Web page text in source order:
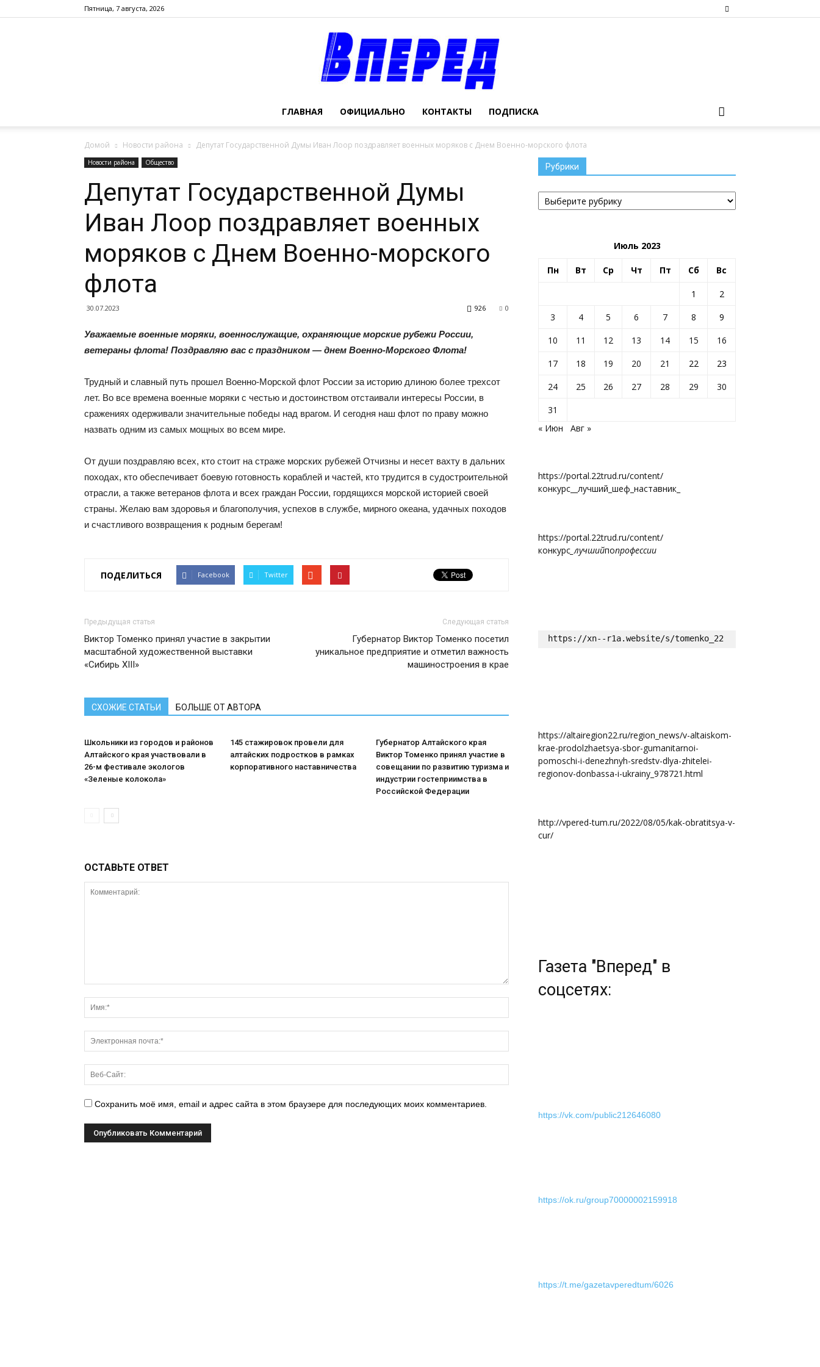
Пятница, 7 августа, 2026
ГЛАВНАЯ ОФИЦИАЛЬНО КОНТАКТЫ ПОДПИСКА
Домой Новости района Депутат Государственной Думы Иван Лоор поздравляет военных моряков с Днем Военно-морского флота
Новости района Общество
Депутат Государственной Думы
Иван Лоор поздравляет военных
моряков с Днем Военно-морского
флота
30.07.2023 0
926
Уважаемые военные моряки, военнослужащие, охраняющие морские рубежи России,
ветераны флота! Поздравляю вас с праздником — днем Военно-Морского Флота!
Трудный и славный путь прошел Военно-Морской флот России за историю длиною более трехсот
лет. Во все времена военные моряки с честью и достоинством отстаивали интересы России, в
сражениях одерживали значительные победы над врагом. И сегодня наш флот по праву можно
назвать одним из самых мощных во всем мире.
От души поздравляю всех, кто стоит на страже морских рубежей Отчизны и несет вахту в дальних
походах, кто обеспечивает боевую готовность кораблей и частей, кто трудится в судостроительной
отрасли, а также ветеранов флота и всех граждан России, гордящихся морской историей своей
страны. Желаю вам здоровья и благополучия, успехов в службе, мирного океана, удачных походов
и счастливого возвращения к родным берегам!
ПОДЕЛИТЬСЯ Facebook Twitter
Предыдущая статья
Виктор Томенко принял участие в закрытии
масштабной художественной выставки
«Сибирь XIII»
Следующая статья
Губернатор Виктор Томенко посетил
уникальное предприятие и отметил важность
машиностроения в крае
СХОЖИЕ СТАТЬИ БОЛЬШЕ ОТ АВТОРА
Школьники из городов и районов
Алтайского края участвовали в
26-м фестивале экологов
«Зеленые колокола»
145 стажировок провели для
алтайских подростков в рамках
корпоративного наставничества
Губернатор Алтайского края
Виктор Томенко принял участие в
совещании по развитию туризма и
индустрии гостеприимства в
Российской Федерации
ОСТАВЬТЕ ОТВЕТ
Сохранить моё имя, email и адрес сайта в этом браузере для последующих моих комментариев.
Рубрики
Рубрики
Июль 2023
Пн Вт Ср Чт Пт Сб Вс
1
2
3
4 5 6 7 8
9
10
11 12 13 14 15
16
17
18 19 20 21 22
23
24
25 26 27 28 29
30
31
« Июн
Авг »
https://portal.22trud.ru/content/
конкурс__лучший_шеф_наставник_
https://portal.22trud.ru/content/
конкурс _лучшийпопрофессии
https://xn--r1a.website/s/tomenko_22
https://altairegion22.ru/region_news/v-altaiskom-
krae-prodolzhaetsya-sbor-gumanitarnoi-
pomoschi-i-denezhnyh-sredstv-dlya-zhitelei-
regionov-donbassa-i-ukrainy_978721.html
http://vpered-tum.ru/2022/08/05/kak-obratitsya-v-
cur/
Газета "Вперед" в
соцсетях:
https://vk.com/public212646080
https://ok.ru/group70000002159918
https://t.me/gazetavperedtum/6026